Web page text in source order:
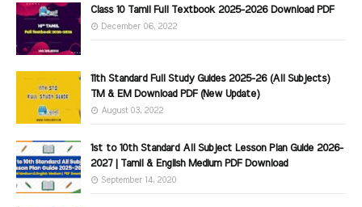
Class 10 Tamil Full Textbook 2025-2026 Download PDF
December 06, 2022
11th Standard Full Study Guides 2025-26 (All Subjects)
TM & EM Download PDF (New Update)
August 03, 2022
1st to 10th Standard All Subject Lesson Plan Guide 2026-
2027 | Tamil & English Medium PDF Download
September 14, 2020